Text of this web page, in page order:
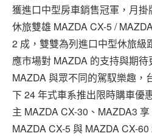
獲進口中型房車銷售冠軍，月
休旅雙雄 MAZDA CX-5 /
2 成，雙雙為列進口中型休旅級
應市場對 MAZDA 的支持與期
MAZDA 與眾不同的駕馭樂趣，
下 24 年式車系推出限時購車優
主 MAZDA CX-30、MAZDA3
MAZDA CX-5 與 MAZDA CX-